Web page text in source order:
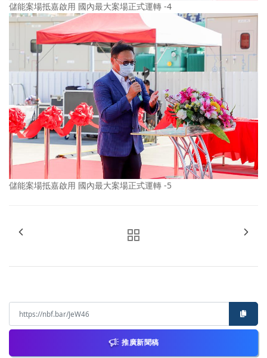
儲能案場抵嘉啟用 國內最大案場正式運轉 -4
儲能案場抵嘉啟用 國內最大案場正式運轉 -5
推廣新聞稿